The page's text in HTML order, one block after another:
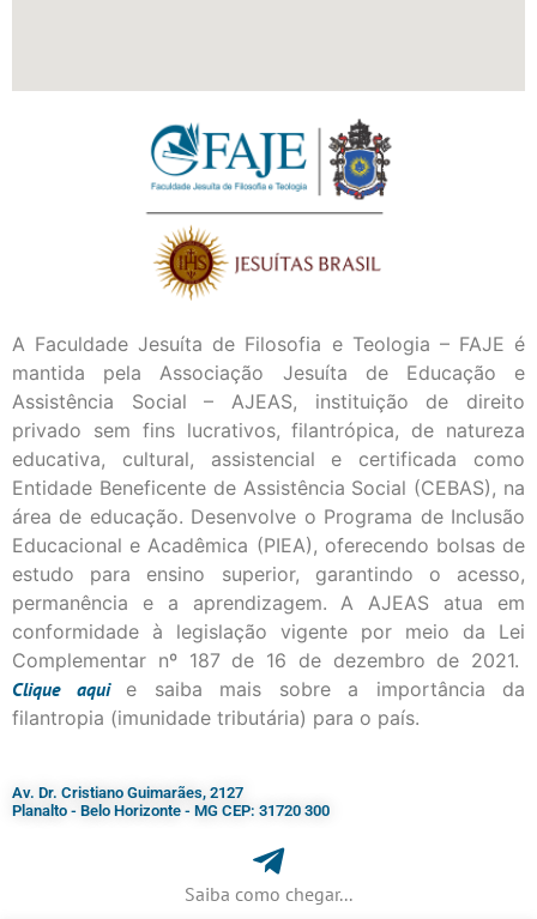
A Faculdade Jesuíta de Filosofia e Teologia – FAJE é
mantida pela Associação Jesuíta de Educação e
Assistência Social – AJEAS, instituição de direito
privado sem fins lucrativos, filantrópica, de natureza
educativa, cultural, assistencial e certificada como
Entidade Beneficente de Assistência Social (CEBAS), na
área de educação. Desenvolve o Programa de Inclusão
Educacional e Acadêmica (PIEA), oferecendo bolsas de
estudo para ensino superior, garantindo o acesso,
permanência e a aprendizagem. A AJEAS atua em
conformidade à legislação vigente por meio da Lei
Complementar nº 187 de 16 de dezembro de 2021.
Cliqueaqui
e saiba mais sobre a importância da
filantropia (imunidade tributária) para o país.
Av. Dr. Cristiano Guimarães, 2127
Planalto - Belo Horizonte - MG CEP: 31720 300
Saiba como chegar...